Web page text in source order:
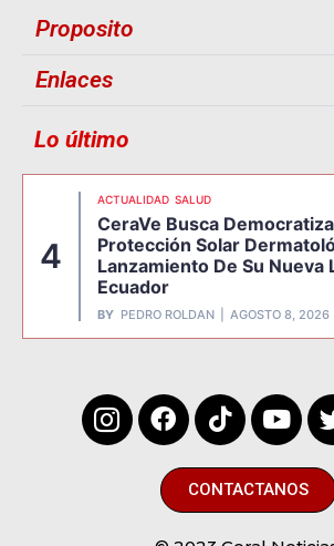
Proposito
Enlaces
Lo último
4
ACTUALIDAD SALUD
CeraVe Busca
Protección Solar
Lanzamiento De Su Nueva
Ecuador
BY PEDRO ROLDAN AGOSTO 8, 2026
CONTACTANOS